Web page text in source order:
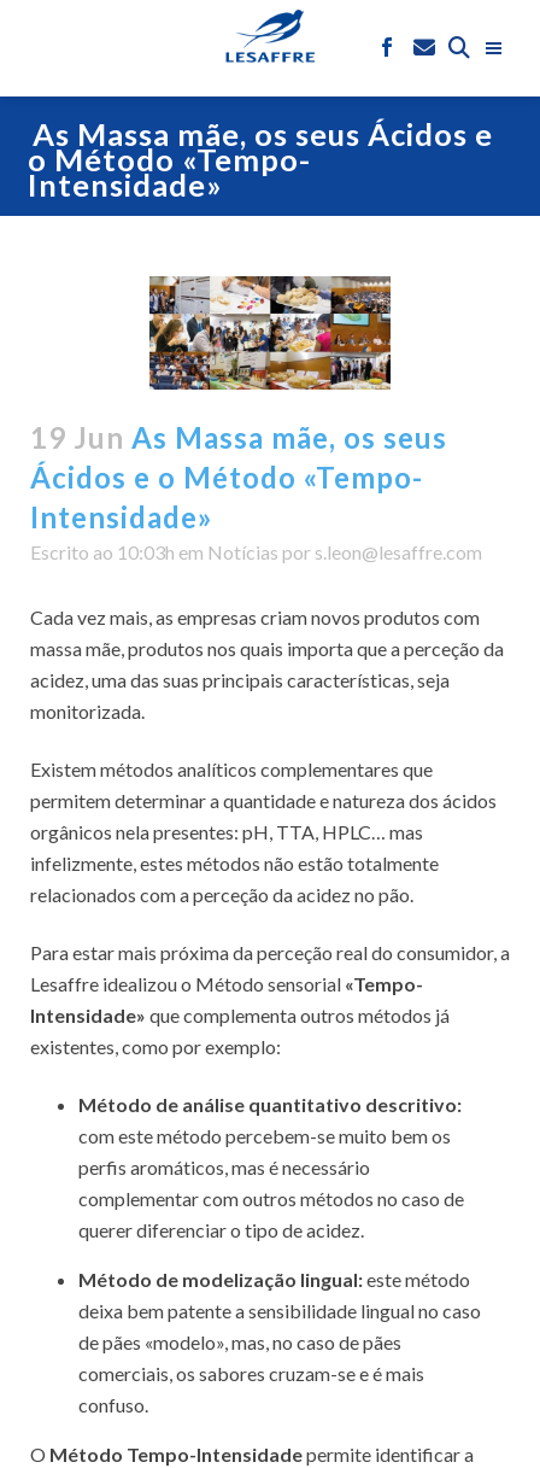
As Massa mãe, os seus Ácidos e
o Método «Tempo-
Intensidade»
19 Jun As Massa mãe, os seus
Ácidos e o Método «Tempo-
Intensidade»
Escrito ao 10:03h em Notícias por s.leon@lesaffre.com
Cada vez mais, as empresas criam novos produtos com
massa mãe, produtos nos quais importa que a perceção da
acidez, uma das suas principais características, seja
monitorizada.
Existem métodos analíticos complementares que
permitem determinar a quantidade e natureza dos ácidos
orgânicos nela presentes: pH, TTA, HPLC… mas
infelizmente, estes métodos não estão totalmente
relacionados com a perceção da acidez no pão.
Para estar mais próxima da perceção real do consumidor, a
Lesaffre idealizou o Método sensorial «Tempo-
Intensidade» que complementa outros métodos já
existentes, como por exemplo:
Método de análise quantitativo descritivo:
com este método percebem-se muito bem os
perfis aromáticos, mas é necessário
complementar com outros métodos no caso de
querer diferenciar o tipo de acidez.
Método de modelização lingual:este método
deixa bem patente a sensibilidade lingual no caso
de pães «modelo», mas, no caso de pães
comerciais, os sabores cruzam-se e é mais
confuso.
O Método Tempo-Intensidadepermite identificar a